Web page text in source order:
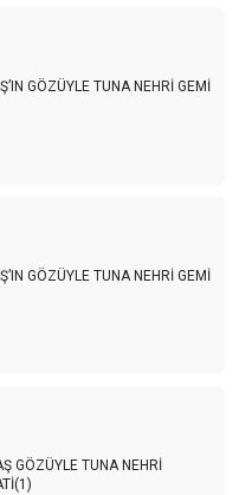
GÖZÜYLE TUNA NEHRİ GEMİ
GÖZÜYLE TUNA NEHRİ GEMİ
GÖZÜYLE TUNA NEHRİ